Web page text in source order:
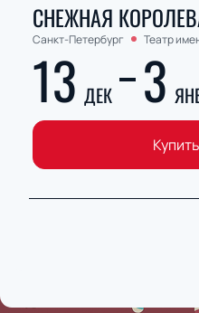
СНЕЖНАЯ
Санкт-Петербург Театр
13 ДЕК 3